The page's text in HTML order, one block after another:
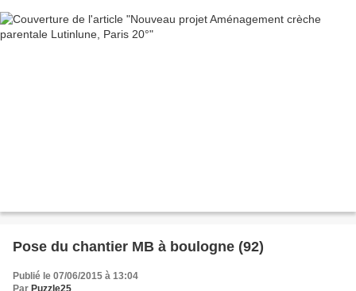
Pose du chantier MB à boulogne (92)
Publié le 07/06/2015 à 13:04
Par Puzzle25